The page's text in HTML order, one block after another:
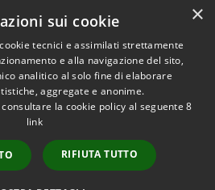
Copyright © 2026 • Comune di
Municipium•
Accesso
redazione
×
sui cookie
tecnici e assimilati strettamente
e alla navigazione del sito,
analitico al solo fine di elaborare
aggregate e anonime.
la cookie policy al seguente8
link
RIFIUTA TUTTO